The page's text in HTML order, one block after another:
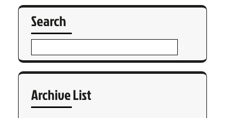
Search
Archive List